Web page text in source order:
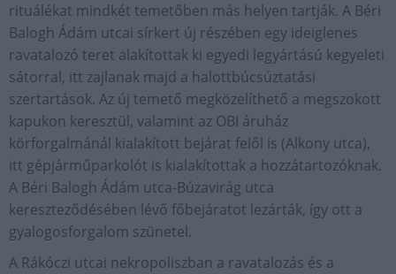
rituálékat mindkét temetőben más helyen tartják. A Béri
Balogh Ádám utcai sírkert új részében egy ideiglenes
ravatalozó teret alakítottak ki egyedi legyártású kegyeleti
sátorral, itt zajlanak majd a halottbúcsúztatási
szertartások. Az új temető megközelíthető a megszokott
kapukon keresztül, valamint az OBI áruház
körforgalmánál kialakított bejárat felől is (Alkony utca),
itt gépjárműparkolót is kialakítottak a hozzátartozóknak.
A Béri Balogh Ádám utca-Búzavirág utca
kereszteződésében lévő főbejáratot lezárták, így ott a
gyalogosforgalom szünetel.
A Rákóczi utcai nekropoliszban a ravatalozás és a